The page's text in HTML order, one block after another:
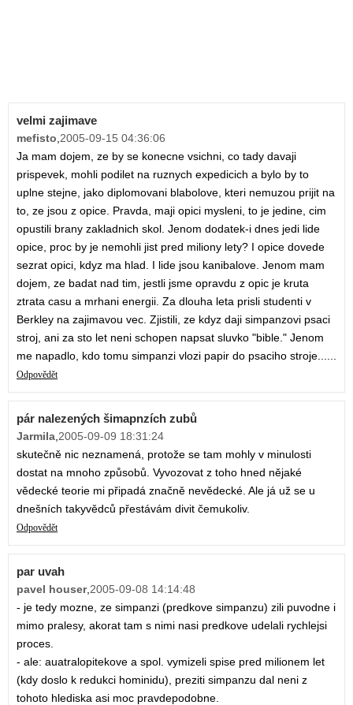
velmi zajimave
mefisto 2005-09-15 04:36:06
Ja mam dojem, ze by se konecne vsichni, co tady davaji
prispevek, mohli podilet na ruznych expedicich a bylo by to
uplne stejne, jako diplomovani blabolove, kteri nemuzou prijit na
to, ze jsou z opice. Pravda, maji opici mysleni, to je jedine, cim
opustili brany zakladnich skol. Jenom dodatek-i dnes jedi lide
opice, proc by je nemohli jist pred miliony lety? I opice dovede
sezrat opici, kdyz ma hlad. I lide jsou kanibalove. Jenom mam
dojem, ze badat nad tim, jestli jsme opravdu z opic je kruta
ztrata casu a mrhani energii. Za dlouha leta prisli studenti v
Berkley na zajimavou vec. Zjistili, ze kdyz daji simpanzovi psaci
stroj, ani za sto let neni schopen napsat sluvko "bible." Jenom
me napadlo, kdo tomu simpanzi vlozi papir do psaciho stroje......
Odpovědět
pár nalezených šimapnzích zubů
Jarmila 2005-09-09 18:31:24
skutečně nic neznamená, protože se tam mohly v minulosti
dostat na mnoho způsobů. Vyvozovat z toho hned nějaké
vědecké teorie mi připadá značně nevědecké. Ale já už se u
dnešních takyvědců přestávám divit čemukoliv.
Odpovědět
par uvah
pavel houser, 2005-09-08 14:14:48
- je tedy mozne, ze simpanzi (predkove simpanzu) zili puvodne i
mimo pralesy, akorat tam s nimi nasi predkove udelali rychlejsi
proces.
- ale: auatralopitekove a spol. vymizeli spise pred milionem let
(kdy doslo k redukci hominidu), preziti simpanzu dal neni z
tohoto hlediska asi moc pravdepodobne.